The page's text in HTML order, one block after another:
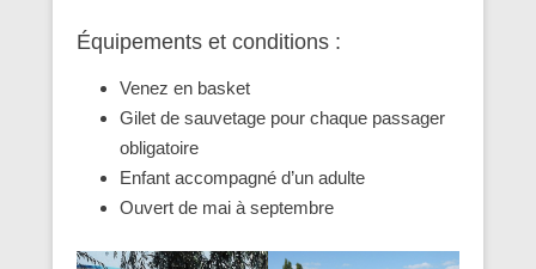
Équipements et conditions :
Venez en basket
Gilet de sauvetage pour chaque passager
obligatoire
Enfant accompagné d’un adulte
Ouvert de mai à septembre